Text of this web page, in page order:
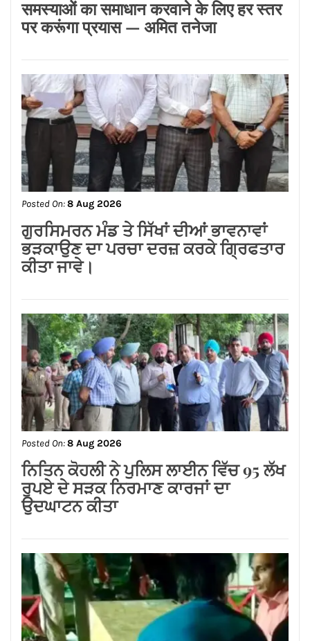
Posted On:8 Aug 2026
जालंधर कैंट के लोगों की लंबे समय से लंबित
समस्याओं का समाधान करवाने के लिए हर स्तर
पर करूंगा प्रयास — अमित तनेजा
Posted On:8 Aug 2026